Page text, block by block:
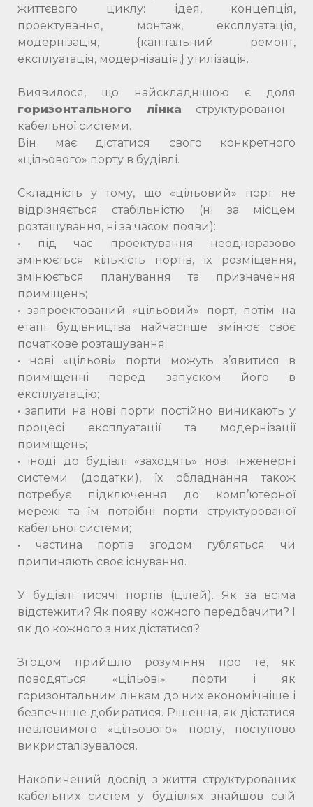
життєвого циклу: ідея, концепція,
проектування, монтаж, експлуатація,
модернізація, {капітальний ремонт,
експлуатація, модернізація,} утилізація.
Виявилося, що найскладнішою є доля
горизонтального лінка структурованої
кабельної системи.
Він має дістатися свого конкретного
«цільового» порту в будівлі.
Складність у тому, що «цільовий» порт не
відрізняється стабільністю (ні за місцем
розташування, ні за часом появи):
• під час проектування неодноразово
змінюється кількість портів, їх розміщення,
змінюється планування та призначення
приміщень;
• запроектований «цільовий» порт, потім на
етапі будівництва найчастіше змінює своє
початкове розташування;
• нові «цільові» порти можуть з’явитися в
приміщенні перед запуском його в
експлуатацію;
• запити на нові порти постійно виникають у
процесі експлуатації та модернізації
приміщень;
• іноді до будівлі «заходять» нові інженерні
системи (додатки), їх обладнання також
потребує підключення до комп’ютерної
мережі та їм потрібні порти структурованої
кабельної системи;
• частина портів згодом губляться чи
припиняють своє існування.
У будівлі тисячі портів (цілей). Як за всіма
відстежити? Як появу кожного передбачити? І
як до кожного з них дістатися?
Згодом прийшло розуміння про те, як
поводяться «цільові» порти і як
горизонтальним лінкам до них економічніше і
безпечніше добиратися. Рішення, як дістатися
невловимого «цільового» порту, поступово
викристалізувалося.
Накопичений досвід з життя структурованих
кабельних систем у будівлях знайшов свій